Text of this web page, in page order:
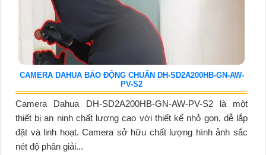
CAMERA DAHUA BÁO ĐỘNG CHUẨN DH-SD2A200HB-GN-AW-
PV-S2
Camera Dahua DH-SD2A200HB-GN-AW-PV-S2 là một
thiết bị an ninh chất lượng cao với thiết kế nhỏ gọn, dễ lắp
đặt và linh hoạt. Camera sở hữu chất lượng hình ảnh sắc
nét độ phân giải...